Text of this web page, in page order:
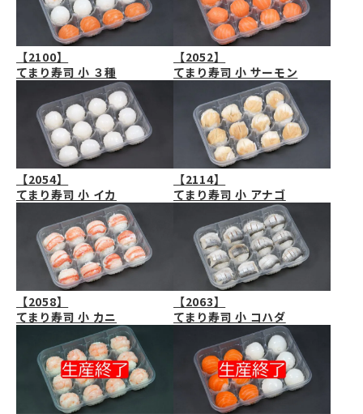
【2100】
てまり寿司 小 ３種
【2052】
てまり寿司 小 サーモン
【2054】
てまり寿司 小 イカ
【2114】
てまり寿司 小 アナゴ
【2058】
てまり寿司 小 カニ
【2063】
てまり寿司 小 コハダ